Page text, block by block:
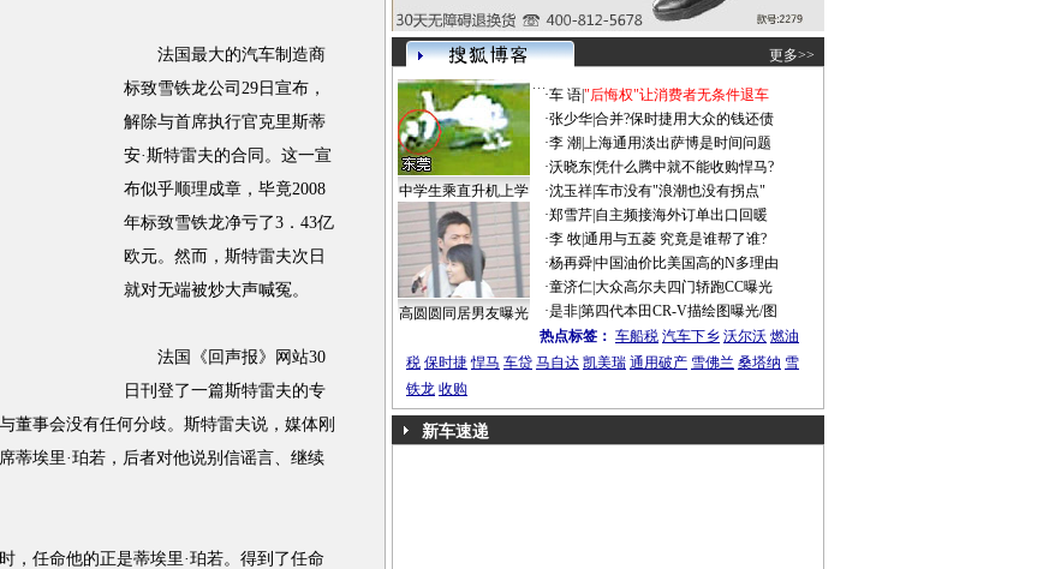
法国最大的汽车制造商
标致雪铁龙公司29日宣布，
解除与首席执行官克里斯蒂
安·斯特雷夫的合同。这一宣
布似乎顺理成章，毕竟2008
年标致雪铁龙净亏了3．43亿
欧元。然而，斯特雷夫次日
就对无端被炒大声喊冤。
法国《回声报》网站30
日刊登了一篇斯特雷夫的专
董事会没有任何分歧。斯特雷夫说，媒体刚
蒂埃里·珀若，后者对他说别信谣言、继续
任命他的正是蒂埃里·珀若。得到了任命
更多>>
中学生乘直升机上学
高圆圆同居男友曝光
·车 语|"后悔权"让消费者无条件退车
·张少华|合并?保时捷用大众的钱还债
·李 潮 上海通用淡出萨博是时间问题
·沃晓东|凭什么腾中就不能收购悍马?
·沈玉祥|车市没有"浪潮也没有拐点"
·郑雪芹| 自主频接海外订单出口回暖
·李 牧|通用与五菱 究竟是谁帮了谁?
·杨再舜|中国油价比美国高的N多理由
·童济仁|大众高尔夫四门轿跑CC曝光
·是非|第四代本田CR-V描绘图曝光/图
热点标签： 车船税 汽车下乡 沃尔沃 燃油
税 保时捷 悍马 车贷 马自达 凯美瑞 通用破产 雪佛兰 桑塔纳 雪
铁龙 收购
新车速递